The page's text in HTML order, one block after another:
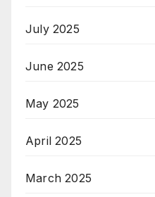
July 2025
June 2025
May 2025
April 2025
March 2025